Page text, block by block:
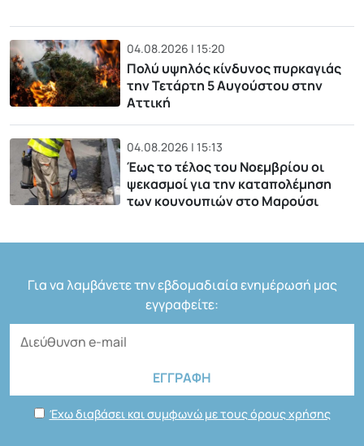
04.08.2026 | 15:20
Πολύ υψηλός κίνδυνος πυρκαγιάς
την Τετάρτη 5 Αυγούστου στην
Αττική
04.08.2026 | 15:13
Έως το τέλος του Νοεμβρίου οι
ψεκασμοί για την καταπολέμηση
των κουνουπιών στο Μαρούσι
Για να λαμβάνετε την εβδομαδιαία ενημέρωσή μας
εγγραφείτε:
Έχω διαβάσει και συμφωνώ με τους όρους χρήσης